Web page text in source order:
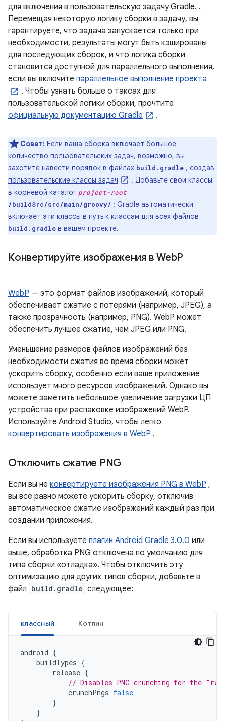
для включения в пользовательскую задачу Gradle. .
Перемещая некоторую логику сборки в задачу, вы
гарантируете, что задача запускается только при
необходимости, результаты могут быть кэшированы
для последующих сборок, и что логика сборки
становится доступной для параллельного выполнения,
если вы включите параллельное выполнение проекта
. Чтобы узнать больше о таксах для
пользовательской логики сборки, прочтите
официальную документацию Gradle
.
Совет: Если ваша сборка включает большое
количество пользовательских задач, возможно, вы
захотите навести порядок в файлах build.gradle , создав
пользовательские классы задач
. Добавьте свои классы
в корневой каталог project-root
/buildSrc/src/main/groovy/ ; Gradle автоматически
включает эти классы в путь к классам для всех файлов
build.gradle в вашем проекте.
Конвертируйте изображения в WebP
WebP — это формат файлов изображений, который
обеспечивает сжатие с потерями (например, JPEG), а
также прозрачность (например, PNG). WebP может
обеспечить лучшее сжатие, чем JPEG или PNG.
Уменьшение размеров файлов изображений без
необходимости сжатия во время сборки может
ускорить сборку, особенно если ваше приложение
использует много ресурсов изображений. Однако вы
можете заметить небольшое увеличение загрузки ЦП
устройства при распаковке изображений WebP.
Используйте Android Studio, чтобы легко
конвертировать изображения в WebP .
Отключить сжатие PNG
Если вы не конвертируете изображения PNG в WebP ,
вы все равно можете ускорить сборку, отключив
автоматическое сжатие изображений каждый раз при
создании приложения.
Если вы используете плагин Android Gradle 3.0.0 или
выше, обработка PNG отключена по умолчанию для
типа сборки «отладка». Чтобы отключить эту
оптимизацию для других типов сборки, добавьте в
файл build.gradle следующее:
классный Котлин
android {
buildTypes {
release {
// Disables PNG crunching for the
crunchPngs false
}
}